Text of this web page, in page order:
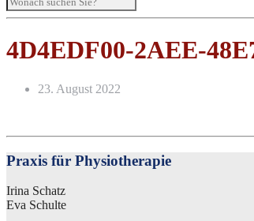
4D4EDF00-2AEE-
23. August 2022
Praxis für Physiotherapie
Irina Schatz
Eva Schulte